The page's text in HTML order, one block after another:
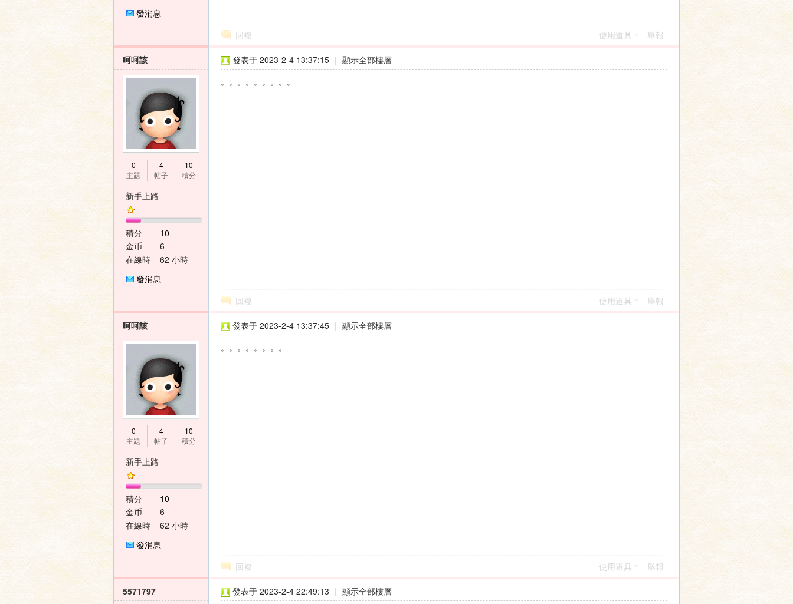
發消息
回複 使用道具 舉報
呵呵該
0
主題
4
帖子
10
積分
新手上路
積分
10
金币
6
在線時
62 小時
發消息
發表于 2023-2-4 13:37:15 | 顯示全部樓層
。。。。。。。。。
回複 使用道具 舉報
呵呵該
0
主題
4
帖子
10
積分
新手上路
積分
10
金币
6
在線時
62 小時
發消息
發表于 2023-2-4 13:37:45 | 顯示全部樓層
。。。。。。。。
回複 使用道具 舉報
5571797 發表于 2023-2-4 22:49:13 | 顯示全部樓層